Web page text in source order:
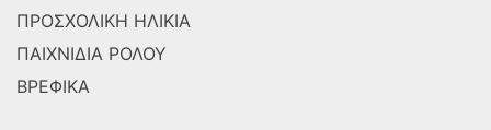
ΠΡΟΣΧΟΛΙΚΗ ΗΛΙΚΙΑ
ΠΑΙΧΝΙΔΙΑ ΡΟΛΟΥ
ΒΡΕΦΙΚΑ